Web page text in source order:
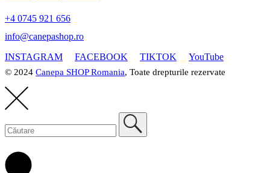
+4 0745 921 656
info@canepashop.ro
INSTAGRAM
FACEBOOK TIKTOK YouTube
© 2024 Canepa SHOP Romania, Toate drepturile rezervate